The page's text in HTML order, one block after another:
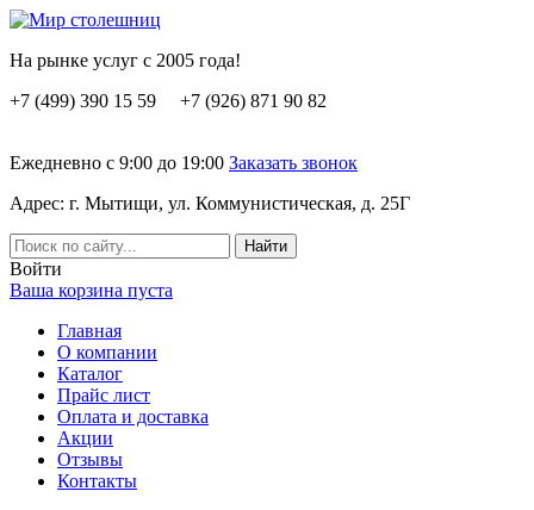
На рынке услуг с 2005 года!
+7 (499) 390 15 59 +7 (926) 871 90 82
Ежедневно с 9:00 до 19:00 Заказать звонок
Адрес: г. Мытищи, ул. Коммунистическая, д. 25Г
Вoйти
Ваша корзина пуста
Главная
О компании
Каталог
Прайс лист
Оплата и доставка
Акции
Отзывы
Контакты